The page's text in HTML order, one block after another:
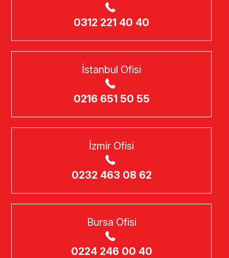
0312 221 40 40
İstanbul Ofisi
0216 651 50 55
İzmir Ofisi
0232 463 08 62
Bursa Ofisi
0224 246 00 40